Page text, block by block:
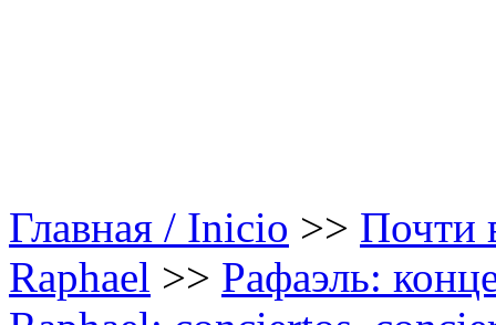
Главная / Inicio >> Почти
Raphael >> Рафаэль: